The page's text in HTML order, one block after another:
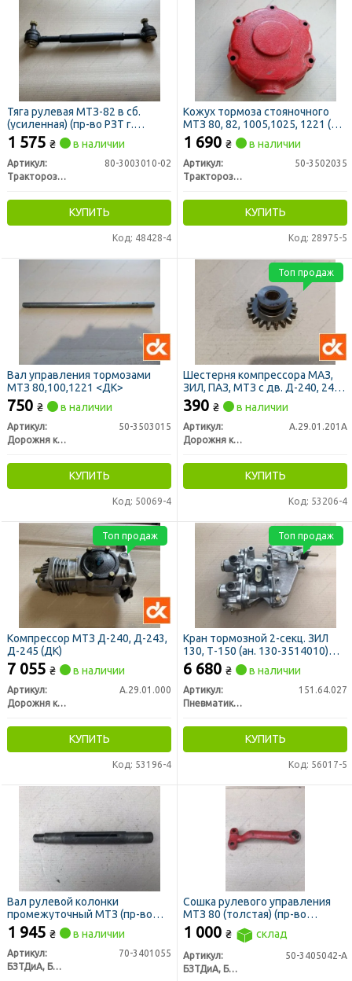
Тяга рулевая МТЗ-82 в сб.
(усиленная) (пр-во РЗТ г.
Ромны)
1 575 ₴ в наличии
Артикул:
80-3003010-02
Тракторозапчасть г. Ромны
КУПИТЬ
Код: 48428-4
Кожух тормоза стояночного
МТЗ 80, 82, 1005,1025, 1221 (пр-
во РЗТ г. Ромны)
1 690 ₴ в наличии
Артикул:
50-3502035
Тракторозапчасть г. Ромны
КУПИТЬ
Код: 28975-5
Вал управления тормозами
МТЗ 80,100,1221 <ДК>
750 ₴ в наличии
Артикул:
50-3503015
Дорожня карта
КУПИТЬ
Код: 50069-4
Шестерня компрессора МАЗ,
ЗИЛ, ПАЗ, МТЗ с дв. Д-240, 243,
245, 260 (ДК)
390 ₴ в наличии
Артикул:
А.29.01.201А
Дорожня карта
КУПИТЬ
Код: 53206-4
Топ продаж
Компрессор МТЗ Д-240, Д-243,
Д-245 (ДК)
7 055 ₴ в наличии
Артикул:
А.29.01.000
Дорожня карта
КУПИТЬ
Код: 53196-4
Топ продаж
Кран тормозной 2-секц. ЗИЛ
130, Т-150 (ан. 130-3514010)
(Винница)
6 680 ₴ в наличии
Артикул:
151.64.027
Пневматик г. Винница
КУПИТЬ
Код: 56017-5
Топ продаж
Вал рулевой колонки
промежуточный МТЗ (пр-во
БЗТДиА)
1 945 ₴ в наличии
Артикул:
70-3401055
БЗТДиА, Беларусь
Сошка рулевого управления
МТЗ 80 (толстая) (пр-во
БЗТДиА)
1 000 ₴ склад
Артикул:
50-3405042-А
БЗТДиА, Беларусь